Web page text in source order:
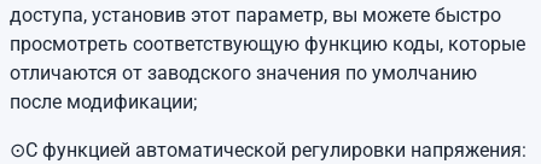
доступа, установив этот параметр, вы можете быстро
просмотреть соответствующую функцию коды, которые
отличаются от заводского значения по умолчанию
после модификации;
⊙С функцией автоматической регулировки напряжения: